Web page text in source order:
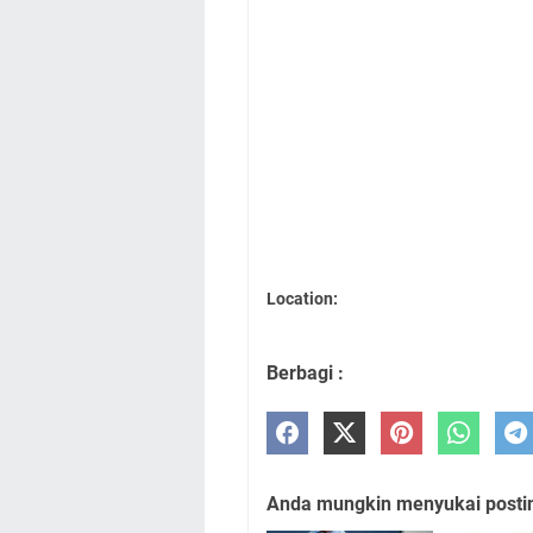
Location:
Berbagi :
Anda mungkin menyukai